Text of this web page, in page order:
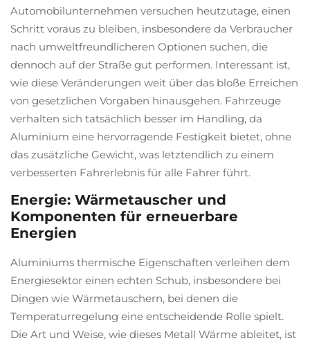
Automobilunternehmen versuchen heutzutage, einen
Schritt voraus zu bleiben, insbesondere da Verbraucher
nach umweltfreundlicheren Optionen suchen, die
dennoch auf der Straße gut performen. Interessant ist,
wie diese Veränderungen weit über das bloße Erreichen
von gesetzlichen Vorgaben hinausgehen. Fahrzeuge
verhalten sich tatsächlich besser im Handling, da
Aluminium eine hervorragende Festigkeit bietet, ohne
das zusätzliche Gewicht, was letztendlich zu einem
verbesserten Fahrerlebnis für alle Fahrer führt.
Energie: Wärmetauscher und
Komponenten für erneuerbare
Energien
Aluminiums thermische Eigenschaften verleihen dem
Energiesektor einen echten Schub, insbesondere bei
Dingen wie Wärmetauschern, bei denen die
Temperaturregelung eine entscheidende Rolle spielt.
Die Art und Weise, wie dieses Metall Wärme ableitet, ist